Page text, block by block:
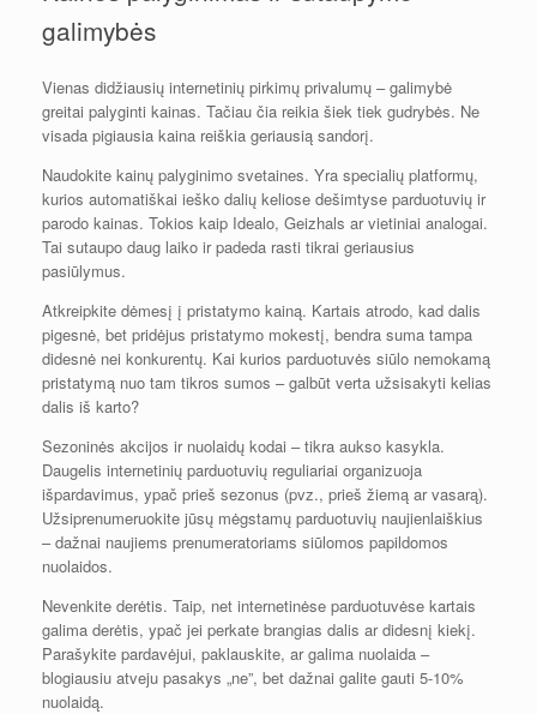
galimybės
Vienas didžiausių internetinių pirkimų privalumų – galimybė
greitai palyginti kainas. Tačiau čia reikia šiek tiek gudrybės. Ne
visada pigiausia kaina reiškia geriausią sandorį.
Naudokite kainų palyginimo svetaines. Yra specialių platformų,
kurios automatiškai ieško dalių keliose dešimtyse parduotuvių ir
parodo kainas. Tokios kaip Idealo, Geizhals ar vietiniai analogai.
Tai sutaupo daug laiko ir padeda rasti tikrai geriausius
pasiūlymus.
Atkreipkite dėmesį į pristatymo kainą. Kartais atrodo, kad dalis
pigesnė, bet pridėjus pristatymo mokestį, bendra suma tampa
didesnė nei konkurentų. Kai kurios parduotuvės siūlo nemokamą
pristatymą nuo tam tikros sumos – galbūt verta užsisakyti kelias
dalis iš karto?
Sezoninės akcijos ir nuolaidų kodai – tikra aukso kasykla.
Daugelis internetinių parduotuvių reguliariai organizuoja
išpardavimus, ypač prieš sezonus (pvz., prieš žiemą ar vasarą).
Užsiprenumeruokite jūsų mėgstamų parduotuvių naujienlaiškius
– dažnai naujiems prenumeratoriams siūlomos papildomos
nuolaidos.
Nevenkite derėtis. Taip, net internetinėse parduotuvėse kartais
galima derėtis, ypač jei perkate brangias dalis ar didesnį kiekį.
Parašykite pardavėjui, paklauskite, ar galima nuolaida –
blogiausiu atveju pasakys „ne”, bet dažnai galite gauti 5-10%
nuolaidą.